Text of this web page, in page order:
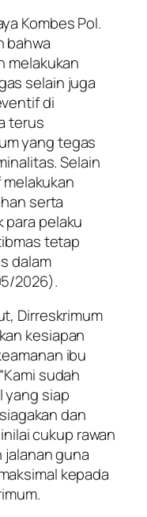
Kombes Pol.
bahwa
melakukan
selain juga
di
terus
yang tegas
Selain
serta
para pelaku
tetap
dalam
2026).
Dirreskrimum
kesiapan
ibu
sudah
yang siap
dan
cukup rawan
guna
kepada